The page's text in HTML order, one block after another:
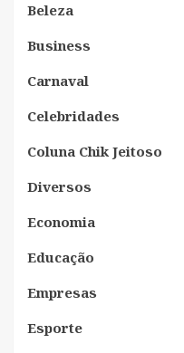
Beleza
Business
Carnaval
Celebridades
Coluna Chik Jeitoso
Diversos
Economia
Educação
Empresas
Esporte